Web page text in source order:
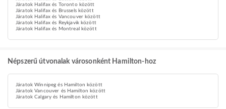
Járatok Halifax és Toronto között
Járatok Halifax és Brussels között
Járatok Halifax és Vancouver között
Járatok Halifax és Reykjavik között
Járatok Halifax és Montreal között
Népszerű útvonalak városonként Hamilton-hoz
Járatok Winnipeg és Hamilton között
Járatok Vancouver és Hamilton között
Járatok Calgary és Hamilton között